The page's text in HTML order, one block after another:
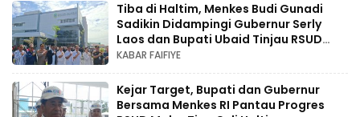
Tiba di Haltim, Menkes Budi Gunadi
Sadikin Didampingi Gubernur Serly
Laos dan Bupati Ubaid Tinjau RSUD
Maba
KABAR FAIFIYE
Kejar Target, Bupati dan Gubernur
Bersama Menkes RI Pantau Progres